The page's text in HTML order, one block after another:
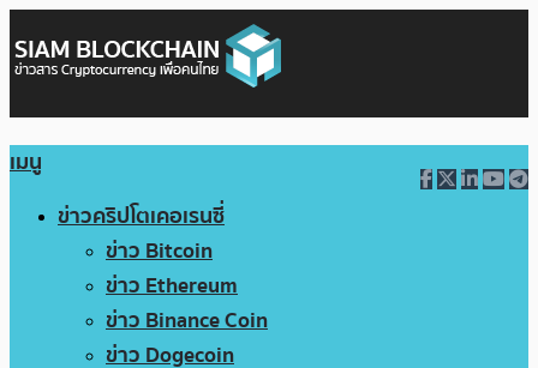
เมนู
ข่าวคริปโตเคอเรนซี่
ข่าว Bitcoin
ข่าว Ethereum
ข่าว Binance Coin
ข่าว Dogecoin